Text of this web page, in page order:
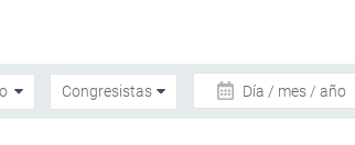
Día / mes / año